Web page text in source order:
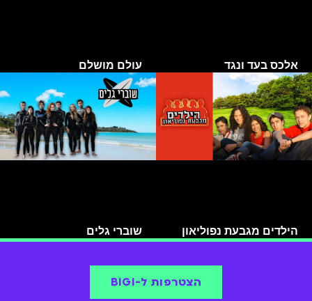
אלכס בעד ונגד עולם מושלם
הילדים מגבעת נפוליאון שוברי גלים
הצטרפות ל-BIGI